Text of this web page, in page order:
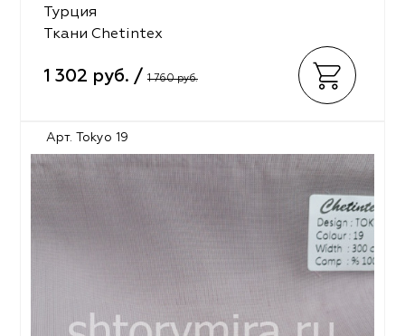
Турция
Ткани Chetintex
1 302 руб. / 1 760 руб.
Арт. Tokyo 19